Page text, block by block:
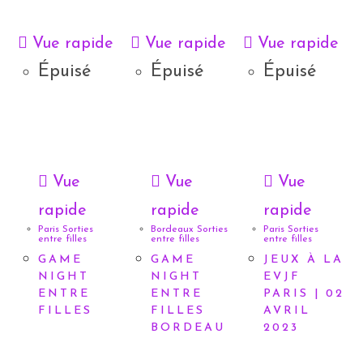
Vue rapide
Épuisé
Vue
rapide
Paris Sorties
entre filles
GAME
NIGHT
ENTRE
FILLES
Vue rapide
Épuisé
Vue
rapide
Bordeaux Sorties
entre filles
GAME
NIGHT
ENTRE
FILLES
BORDEAU
Vue rapide
Épuisé
Vue
rapide
Paris Sorties
entre filles
JEUX À LA
EVJF
PARIS | 02
AVRIL
2023